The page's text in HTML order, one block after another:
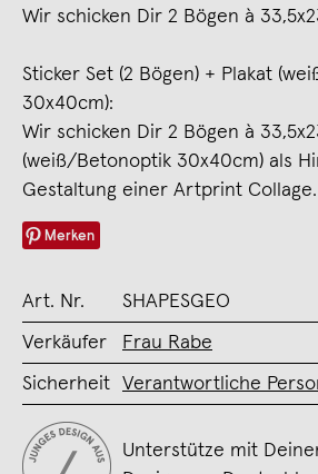
Wir schicken Dir 2 Bögen à
Sticker Set (2 Bögen) + Plakat
30x40cm):
Wir schicken Dir 2 Bögen à
(weiß/Betonoptik 30x40cm) als
Gestaltung einer Artprint Collage.
Merken
Art. Nr. SHAPESGEO
Verkäufer Frau Rabe
Sicherheit Verantwortliche
Unterstütze mit